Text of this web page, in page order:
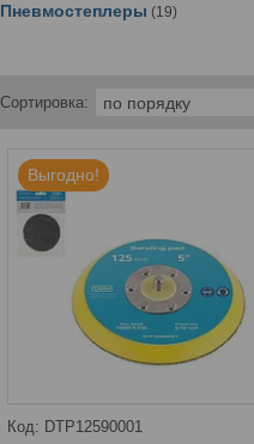
Пневмостеплеры 19
Выгодно!
DTP12590001